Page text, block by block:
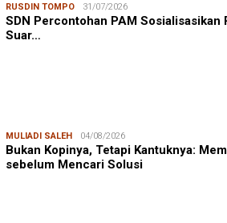
RUSDIN TOMPO 31/07/2026
SDN Percontohan PAM Sosialisasikan
Suar…
MULIADI SALEH 04/08/2026
Bukan Kopinya, Tetapi Kantuknya:
sebelum Mencari Solusi